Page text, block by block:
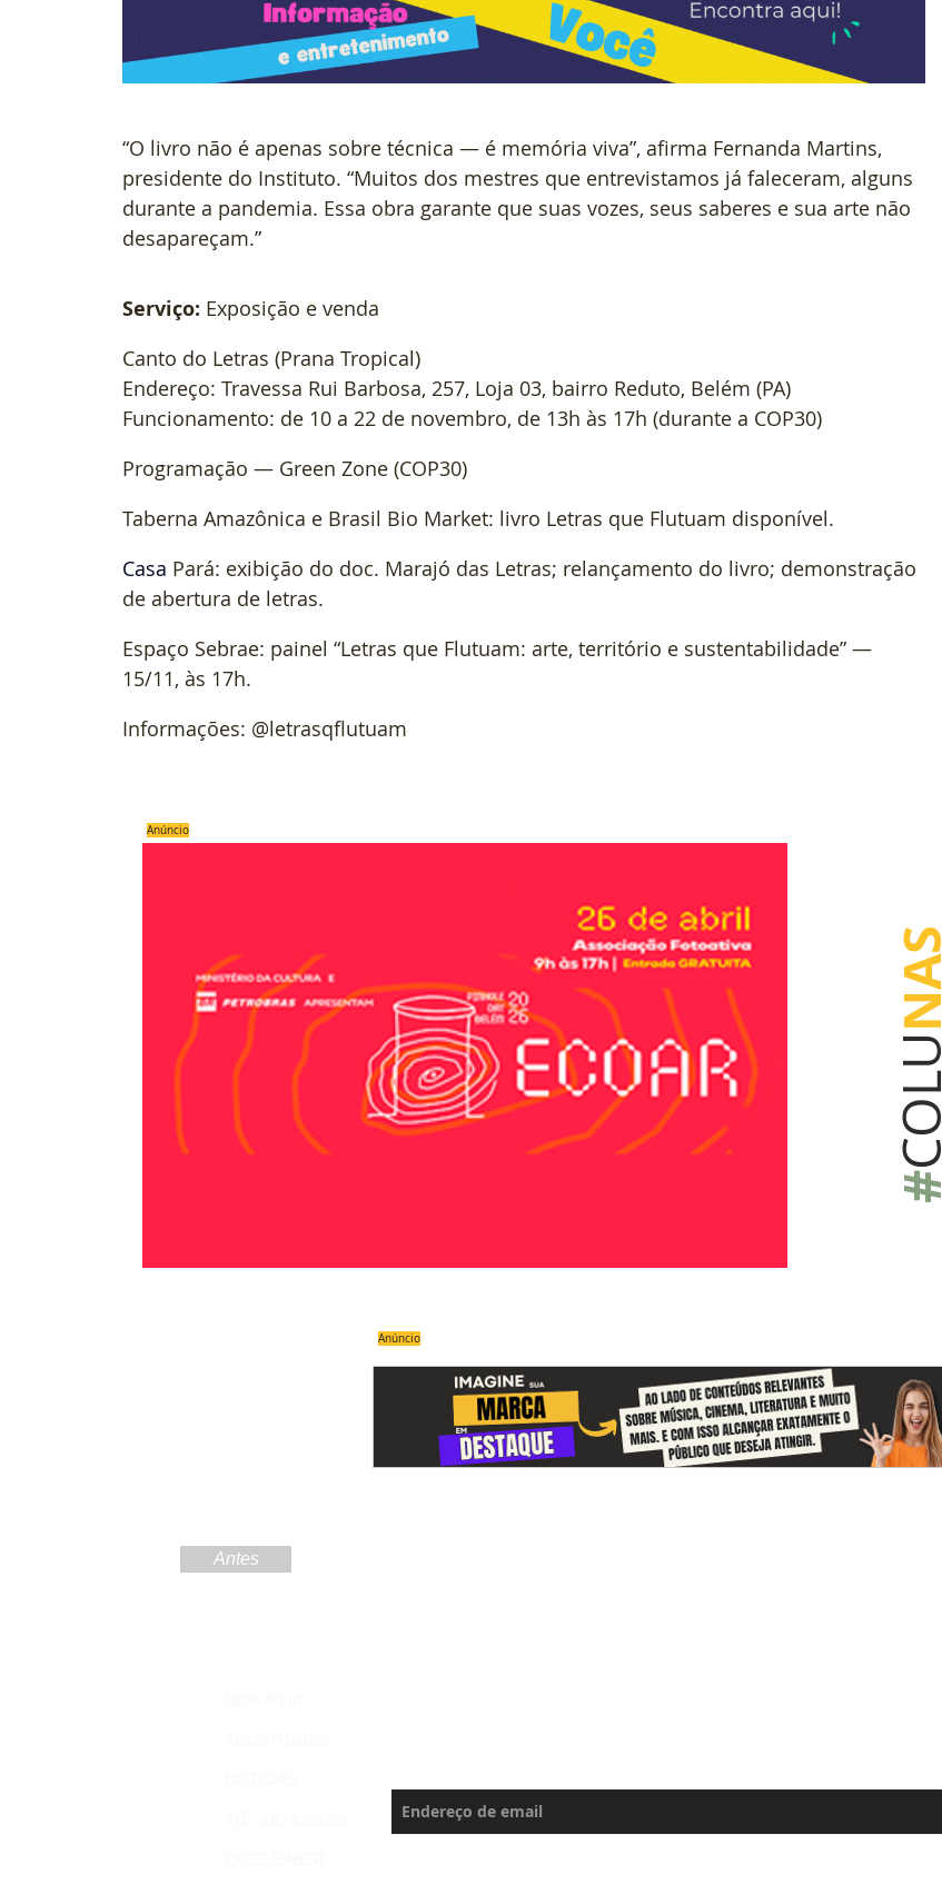
“O livro não é apenas sobre técnica — é memória viva”, afirma Fernanda Martins,
presidente do Instituto. “Muitos dos mestres que entrevistamos já faleceram, alguns
durante a pandemia. Essa obra garante que suas vozes, seus saberes e sua arte não
desapareçam.”
Serviço: Exposição e venda
Canto do Letras (Prana Tropical)
Endereço: Travessa Rui Barbosa, 257, Loja 03, bairro Reduto, Belém (PA)
Funcionamento: de 10 a 22 de novembro, de 13h às 17h (durante a COP30)
Programação — Green Zone (COP30)
Taberna Amazônica e Brasil Bio Market: livro Letras que Flutuam disponível.
Casa Pará: exibição do doc. Marajó das Letras; relançamento do livro; demonstração
de abertura de letras.
Espaço Sebrae: painel “Letras que Flutuam: arte, território e sustentabilidade” —
15/11, às 17h.
Informações: @letrasqflutuam
#Exposição
#
COLU
NAS
Anúncio
Anúncio
Antes